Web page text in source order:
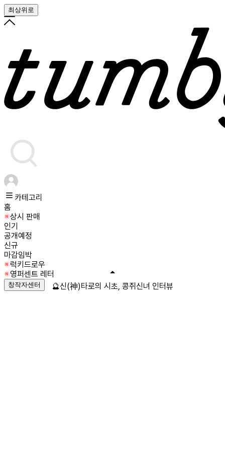
최상위로
카테고리
홈
상시 판매
인기
공개예정
신규
마감임박
럭키드로우
영퍼센트 레터
창작자센터 🔮신(神)타로의 시초, 콩쥐신녀 인터뷰